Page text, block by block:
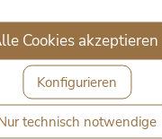
und Riesling
diesen
hier eine klare
Wein
technisch notwendige
Konfigurieren
Cookies akzeptieren